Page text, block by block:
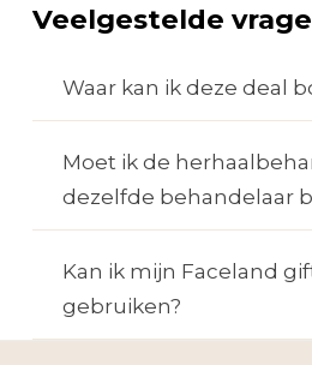
Veelgestelde
Waar kan ik deze deal
Moet ik de
dezelfde behandelaar
Kan ik mijn Faceland
gebruiken?